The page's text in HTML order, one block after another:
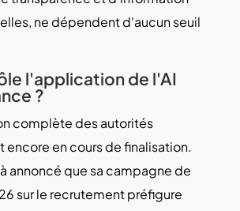
ne dépendent d'aucun seuil
l'application de l'AI
?
complète des autorités
encore en cours de finalisation.
annoncé que sa campagne de
sur le recrutement préfigure